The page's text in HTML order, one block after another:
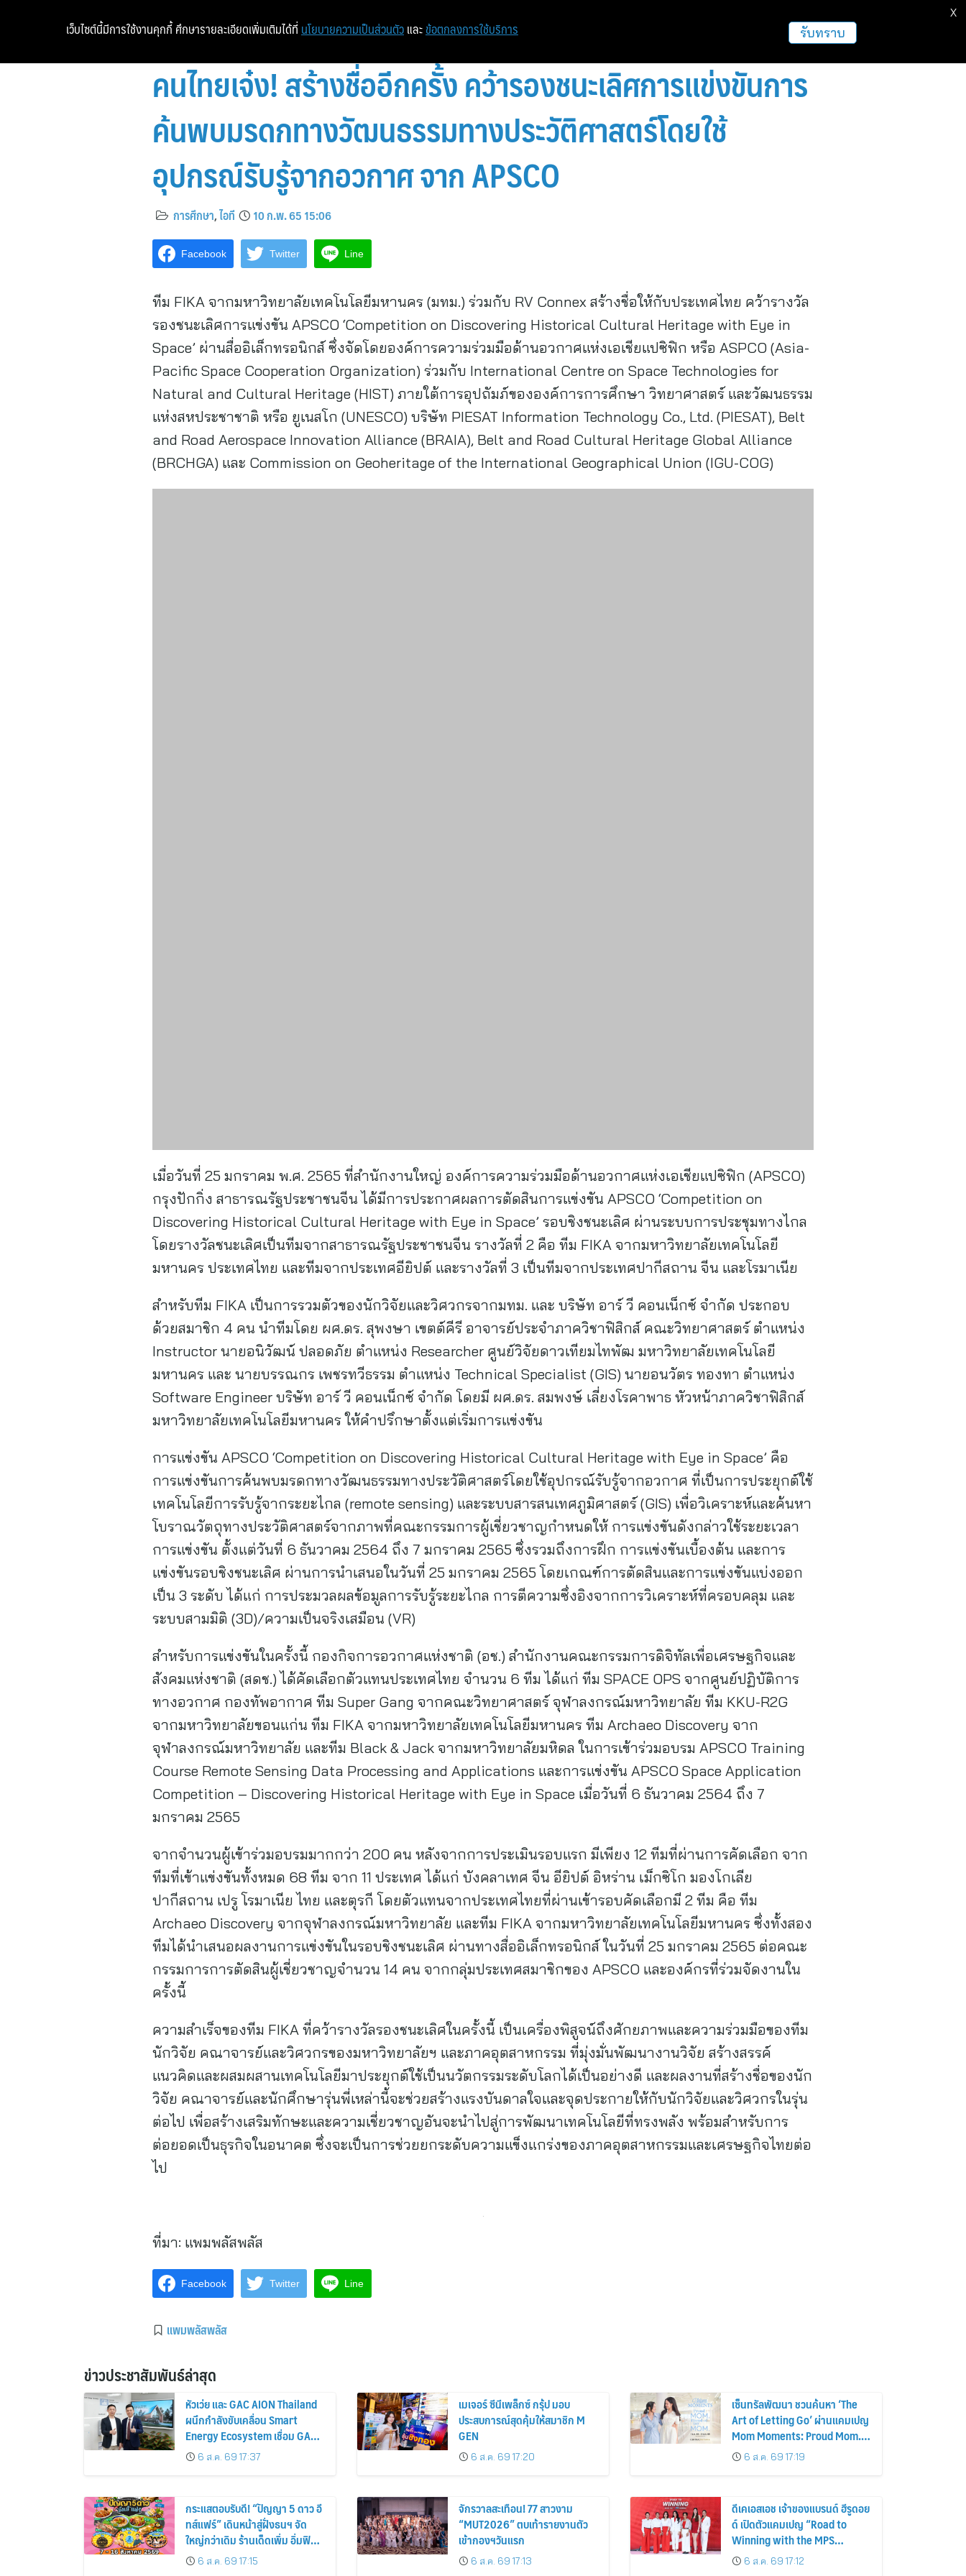
คนไทยเจ๋ง! สร้างชื่ออีกครั้ง คว้ารองชนะเลิศการแข่งขันการ
ค้นพบมรดกทางวัฒนธรรมทางประวัติศาสตร์โดยใช้
อุปกรณ์รับรู้จากอวกาศ จาก APSCO
การศึกษา,ไอที 10 ก.พ. 65 15:06
Facebook Twitter Line
ทีม FIKA จากมหาวิทยาลัยเทคโนโลยีมหานคร (มทม.) ร่วมกับ RV Connex สร้างชื่อให้กับประเทศไทย คว้ารางวัล
รองชนะเลิศการแข่งขัน APSCO ‘Competition on Discovering Historical Cultural Heritage with Eye in
Space’ ผ่านสื่ออิเล็กทรอนิกส์ ซึ่งจัดโดยองค์การความร่วมมือด้านอวกาศแห่งเอเชียแปซิฟิก หรือ ASPCO (Asia-
Pacific Space Cooperation Organization) ร่วมกับ International Centre on Space Technologies for
Natural and Cultural Heritage (HIST) ภายใต้การอุปถัมภ์ขององค์การการศึกษา วิทยาศาสตร์ และวัฒนธรรม
แห่งสหประชาชาติ หรือ ยูเนสโก (UNESCO) บริษัท PIESAT Information Technology Co., Ltd. (PIESAT), Belt
and Road Aerospace Innovation Alliance (BRAIA), Belt and Road Cultural Heritage Global Alliance
(BRCHGA) และ Commission on Geoheritage of the International Geographical Union (IGU-COG)
เมื่อวันที่ 25 มกราคม พ.ศ. 2565 ที่สำนักงานใหญ่ องค์การความร่วมมือด้านอวกาศแห่งเอเชียแปซิฟิก (APSCO)
กรุงปักกิ่ง สาธารณรัฐประชาชนจีน ได้มีการประกาศผลการตัดสินการแข่งขัน APSCO ‘Competition on
Discovering Historical Cultural Heritage with Eye in Space’ รอบชิงชนะเลิศ ผ่านระบบการประชุมทางไกล
โดยรางวัลชนะเลิศเป็นทีมจากสาธารณรัฐประชาชนจีน รางวัลที่ 2 คือ ทีม FIKA จากมหาวิทยาลัยเทคโนโลยี
มหานคร ประเทศไทย และทีมจากประเทศอียิปต์ และรางวัลที่ 3 เป็นทีมจากประเทศปากีสถาน จีน และโรมาเนีย
สำหรับทีม FIKA เป็นการรวมตัวของนักวิจัยและวิศวกรจากมทม. และ บริษัท อาร์ วี คอนเน็กซ์ จำกัด ประกอบ
ด้วยสมาชิก 4 คน นำทีมโดย ผศ.ดร. สุพงษา เขตต์คีรี อาจารย์ประจำภาควิชาฟิสิกส์ คณะวิทยาศาสตร์ ตำแหน่ง
Instructor นายอนิวัฒน์ ปลอดภัย ตำแหน่ง Researcher ศูนย์วิจัยดาวเทียมไทพัฒ มหาวิทยาลัยเทคโนโลยี
มหานคร และ นายบรรณกร เพชรทวีธรรม ตำแหน่ง Technical Specialist (GIS) นายอนวัตร ทองทา ตำแหน่ง
Software Engineer บริษัท อาร์ วี คอนเน็กซ์ จำกัด โดยมี ผศ.ดร. สมพงษ์ เลี่ยงโรคาพาธ หัวหน้าภาควิชาฟิสิกส์
มหาวิทยาลัยเทคโนโลยีมหานคร ให้คำปรึกษาตั้งแต่เริ่มการแข่งขัน
การแข่งขัน APSCO ‘Competition on Discovering Historical Cultural Heritage with Eye in Space’ คือ
การแข่งขันการค้นพบมรดกทางวัฒนธรรมทางประวัติศาสตร์โดยใช้อุปกรณ์รับรู้จากอวกาศ ที่เป็นการประยุกต์ใช้
เทคโนโลยีการรับรู้จากระยะไกล (remote sensing) และระบบสารสนเทศภูมิศาสตร์ (GIS) เพื่อวิเคราะห์และค้นหา
โบราณวัตถุทางประวัติศาสตร์จากภาพที่คณะกรรมการผู้เชี่ยวชาญกำหนดให้ การแข่งขันดังกล่าวใช้ระยะเวลา
การแข่งขัน ตั้งแต่วันที่ 6 ธันวาคม 2564 ถึง 7 มกราคม 2565 ซึ่งรวมถึงการฝึก การแข่งขันเบื้องต้น และการ
แข่งขันรอบชิงชนะเลิศ ผ่านการนำเสนอในวันที่ 25 มกราคม 2565 โดยเกณฑ์การตัดสินและการแข่งขันแบ่งออก
เป็น 3 ระดับ ได้แก่ การประมวลผลข้อมูลการรับรู้ระยะไกล การตีความซึ่งอิงจากการวิเคราะห์ที่ครอบคลุม และ
ระบบสามมิติ (3D)/ความเป็นจริงเสมือน (VR)
สำหรับการแข่งขันในครั้งนี้ กองกิจการอวกาศแห่งชาติ (อช.) สำนักงานคณะกรรมการดิจิทัลเพื่อเศรษฐกิจและ
สังคมแห่งชาติ (สดช.) ได้คัดเลือกตัวแทนประเทศไทย จำนวน 6 ทีม ได้แก่ ทีม SPACE OPS จากศูนย์ปฏิบัติการ
ทางอวกาศ กองทัพอากาศ ทีม Super Gang จากคณะวิทยาศาสตร์ จุฬาลงกรณ์มหาวิทยาลัย ทีม KKU-R2G
จากมหาวิทยาลัยขอนแก่น ทีม FIKA จากมหาวิทยาลัยเทคโนโลยีมหานคร ทีม Archaeo Discovery จาก
จุฬาลงกรณ์มหาวิทยาลัย และทีม Black & Jack จากมหาวิทยาลัยมหิดล ในการเข้าร่วมอบรม APSCO Training
Course Remote Sensing Data Processing and Applications และการแข่งขัน APSCO Space Application
Competition – Discovering Historical Heritage with Eye in Space เมื่อวันที่ 6 ธันวาคม 2564 ถึง 7
มกราคม 2565
จากจำนวนผู้เข้าร่วมอบรมมากกว่า 200 คน หลังจากการประเมินรอบแรก มีเพียง 12 ทีมที่ผ่านการคัดเลือก จาก
ทีมที่เข้าแข่งขันทั้งหมด 68 ทีม จาก 11 ประเทศ ได้แก่ บังคลาเทศ จีน อียิปต์ อิหร่าน เม็กซิโก มองโกเลีย
ปากีสถาน เปรู โรมาเนีย ไทย และตุรกี โดยตัวแทนจากประเทศไทยที่ผ่านเข้ารอบคัดเลือกมี 2 ทีม คือ ทีม
Archaeo Discovery จากจุฬาลงกรณ์มหาวิทยาลัย และทีม FIKA จากมหาวิทยาลัยเทคโนโลยีมหานคร ซึ่งทั้งสอง
ทีมได้นำเสนอผลงานการแข่งขันในรอบชิงชนะเลิศ ผ่านทางสื่ออิเล็กทรอนิกส์ ในวันที่ 25 มกราคม 2565 ต่อคณะ
กรรมการการตัดสินผู้เชี่ยวชาญจำนวน 14 คน จากกลุ่มประเทศสมาชิกของ APSCO และองค์กรที่ร่วมจัดงานใน
ครั้งนี้
ความสำเร็จของทีม FIKA ที่คว้ารางวัลรองชนะเลิศในครั้งนี้ เป็นเครื่องพิสูจน์ถึงศักยภาพและความร่วมมือของทีม
นักวิจัย คณาจารย์และวิศวกรของมหาวิทยาลัยฯ และภาคอุตสาหกรรม ที่มุ่งมั่นพัฒนางานวิจัย สร้างสรรค์
แนวคิดและผสมผสานเทคโนโลยีมาประยุกต์ใช้เป็นนวัตกรรมระดับโลกได้เป็นอย่างดี และผลงานที่สร้างชื่อของนัก
วิจัย คณาจารย์และนักศึกษารุ่นพี่เหล่านี้จะช่วยสร้างแรงบันดาลใจและจุดประกายให้กับนักวิจัยและวิศวกรในรุ่น
ต่อไป เพื่อสร้างเสริมทักษะและความเชี่ยวชาญอันจะนำไปสู่การพัฒนาเทคโนโลยีที่ทรงพลัง พร้อมสำหรับการ
ต่อยอดเป็นธุรกิจในอนาคต ซึ่งจะเป็นการช่วยยกระดับความแข็งแกร่งของภาคอุตสาหกรรมและเศรษฐกิจไทยต่อ
ไป
ที่มา: แพมพลัสพลัส
Facebook Twitter Line
แพมพลัสพลัส
ข่าวประชาสัมพันธ์ล่าสุด
หัวเว่ย และ GAC AION Thailand
ผนึกกำลังขับเคลื่อน Smart
Energy Ecosystem เชื่อม GAC
GN8 PHEV รถยนต์ MPV ระดับ
พรีเมียม เข้ากับพลังงานแสง
6 ส.ค. 69 17:37
เมเจอร์ ซีนีเพล็กซ์ กรุ้ป มอบ
ประสบการณ์สุดคุ้มให้สมาชิก M
GEN
6 ส.ค. 69 17:20
เซ็นทรัลพัฒนา ชวนค้นหา ‘The
Art of Letting Go’ ผ่านแคมเปญ
Mom Moments: Proud Mom.
Proud of My Mom.
6 ส.ค. 69 17:19
กระแสตอบรับดี! “ปัญญา 5 ดาว อี
ทส์แฟร์” เดินหน้าสู่ฝั่งธนฯ จัด
ใหญ่กว่าเดิม ร้านเด็ดเพิ่ม อิ่มฟิน
10 วันเต็ม!
6 ส.ค. 69 17:15
จักรวาลสะเทือน! 77 สาวงาม
“MUT2026” ตบเท้ารายงานตัว
เข้ากองฯวันแรก
6 ส.ค. 69 17:13
ดีเคเอสเอช เจ้าของแบรนด์ ฮีรูดอย
ด์ เปิดตัวแคมเปญ “Road to
Winning with the MPS
Science”
6 ส.ค. 69 17:12
เว็บไซต์นี้มีการใช้งานคุกกี้ ศึกษารายละเอียดเพิ่มเติมได้ที่ นโยบายความเป็นส่วนตัว และ ข้อตกลงการใช้บริการ รับทราบ
X